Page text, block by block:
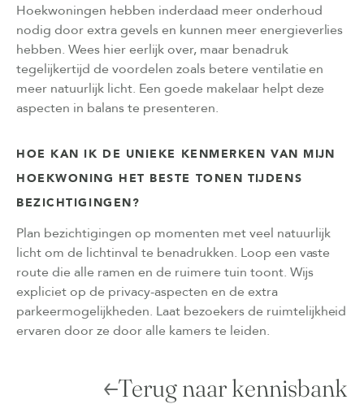
Hoekwoningen hebben inderdaad meer onderhoud
nodig door extra gevels en kunnen meer energieverlies
hebben. Wees hier eerlijk over, maar benadruk
tegelijkertijd de voordelen zoals betere ventilatie en
meer natuurlijk licht. Een goede makelaar helpt deze
aspecten in balans te presenteren.
HOE KAN IK DE UNIEKE KENMERKEN VAN MIJN
HOEKWONING HET BESTE TONEN TIJDENS
BEZICHTIGINGEN?
Plan bezichtigingen op momenten met veel natuurlijk
licht om de lichtinval te benadrukken. Loop een vaste
route die alle ramen en de ruimere tuin toont. Wijs
expliciet op de privacy-aspecten en de extra
parkeermogelijkheden. Laat bezoekers de ruimtelijkheid
ervaren door ze door alle kamers te leiden.
Terug naar kennisbank